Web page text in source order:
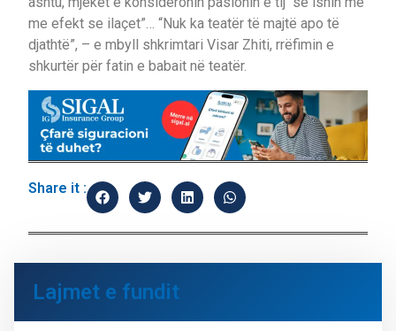
me efekt se ilaçet”… “Nuk ka teatër të majtë apo të
djathtë”, – e mbyll shkrimtari Visar Zhiti, rrëfimin e
shkurtër për fatin e babait në teatër.
Share it :
Lajmet e fundit